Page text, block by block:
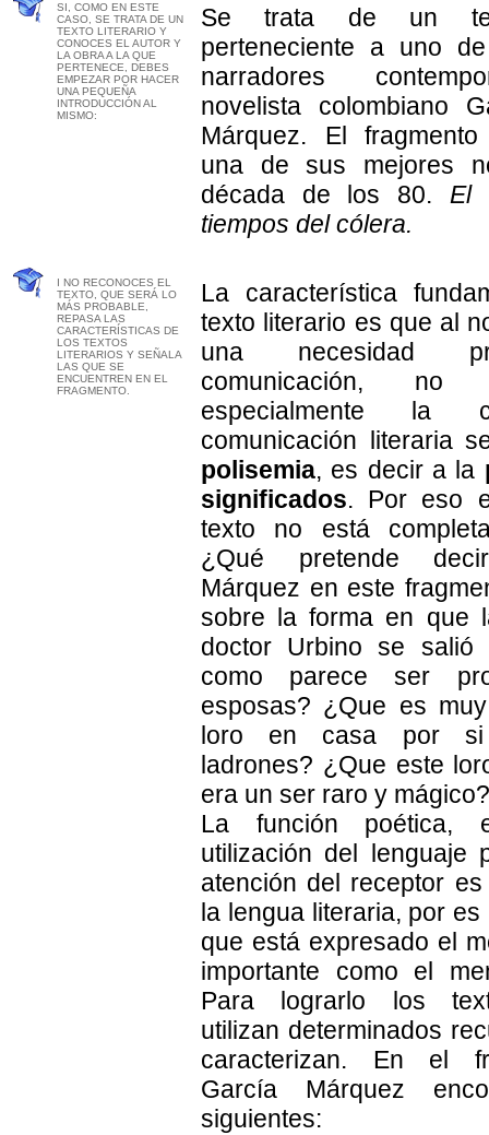
SI, COMO EN ESTE
CASO, SE TRATA DE UN
TEXTO LITERARIO Y
CONOCES EL AUTOR Y
LA OBRA A LA QUE
PERTENECE, DEBES
EMPEZAR POR HACER
UNA PEQUEÑA
INTRODUCCIÓN AL
MISMO:
Se trata de un
perteneciente a uno
narradores
novelista colombiano
Márquez. El
una de sus mejores
década de los 80. El
tiempos del cólera.
I NO RECONOCES EL
TEXTO, QUE SERÁ LO
MÁS PROBABLE,
REPASA LAS
CARACTERÍSTICAS DE
LOS TEXTOS
LITERARIOS Y SEÑALA
LAS QUE SE
ENCUENTREN EN EL
FRAGMENTO.
La característica
texto literario es que al
una necesidad
comunicación,
especialmente la
comunicación literaria
polisemia, es decir a la
significados. Por eso
texto no está
¿Qué pretende
Márquez en este
sobre la forma en que
doctor Urbino se salió
como parece ser
esposas? ¿Que es
loro en casa por
ladrones? ¿Que este
era un ser raro y mágico?
La función poética,
utilización del lenguaje
atención del receptor
la lengua literaria, por
que está expresado el
importante como el
Para lograrlo los
utilizan determinados
caracterizan. En el
García Márquez
siguientes: